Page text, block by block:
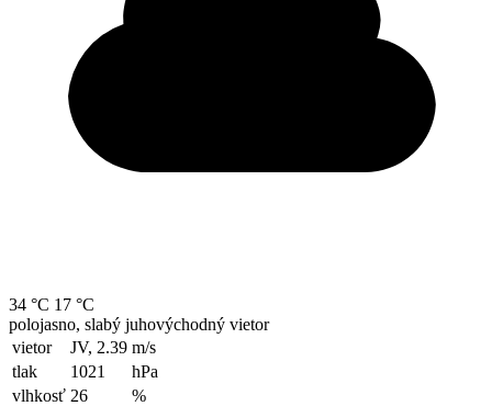
34 °C 17 °C
polojasno, slabý juhovýchodný vietor
vietor
JV, 2.39 m/s
tlak
1021
hPa
vlhkosť 26
%